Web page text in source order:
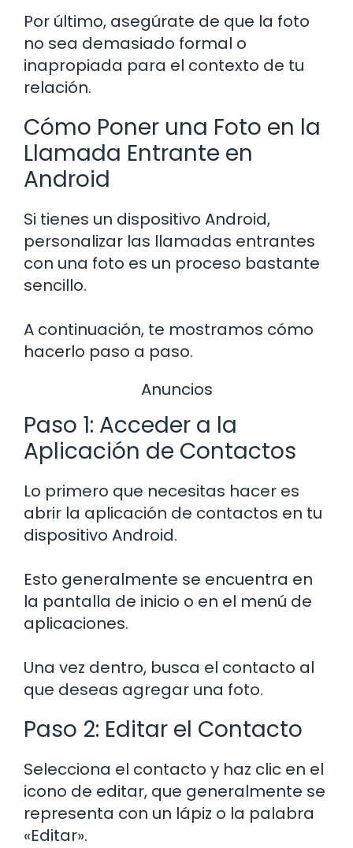
Por último, asegúrate de que la foto
no sea demasiado formal o
inapropiada para el contexto de tu
relación.
Cómo Poner una Foto en la
Llamada Entrante en
Android
Si tienes un dispositivo Android,
personalizar las llamadas entrantes
con una foto es un proceso bastante
sencillo.
A continuación, te mostramos cómo
hacerlo paso a paso.
Anuncios
Paso 1: Acceder a la
Aplicación de Contactos
Lo primero que necesitas hacer es
abrir la aplicación de contactos en tu
dispositivo Android.
Esto generalmente se encuentra en
la pantalla de inicio o en el menú de
aplicaciones.
Una vez dentro, busca el contacto al
que deseas agregar una foto.
Paso 2: Editar el Contacto
Selecciona el contacto y haz clic en el
icono de editar, que generalmente se
representa con un lápiz o la palabra
«Editar».